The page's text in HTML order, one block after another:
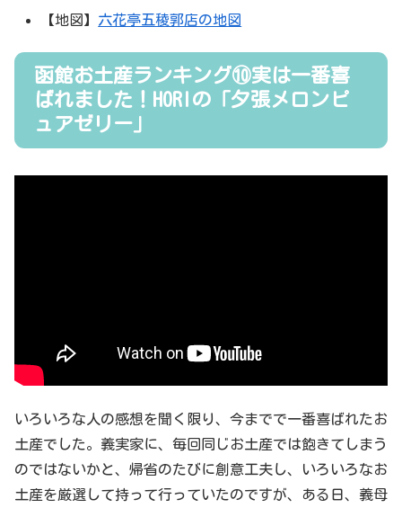
【地図】 六花亭五稜郭店の地図
函館お土産ランキング⑩実は一番喜
ばれました！HORIの「夕張メロンピ
ュアゼリー」
いろいろな人の感想を聞く限り、今までで一番喜ばれたお
土産でした。義実家に、毎回同じお土産では飽きてしまう
のではないかと、帰省のたびに創意工夫し、いろいろなお
土産を厳選して持って行っていたのですが、ある日、義母